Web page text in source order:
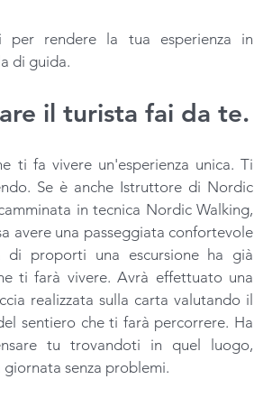
rendere la tua esperienza in
di guida.
il turista fai da te.
ti fa vivere un'esperienza unica. Ti
Se è anche Istruttore di Nordic
in tecnica Nordic Walking,
avere una passeggiata confortevole
di proporti una escursione ha già
ti farà vivere. Avrà effettuato una
realizzata sulla carta valutando il
sentiero che ti farà percorrere. Ha
tu trovandoti in quel luogo,
senza problemi.